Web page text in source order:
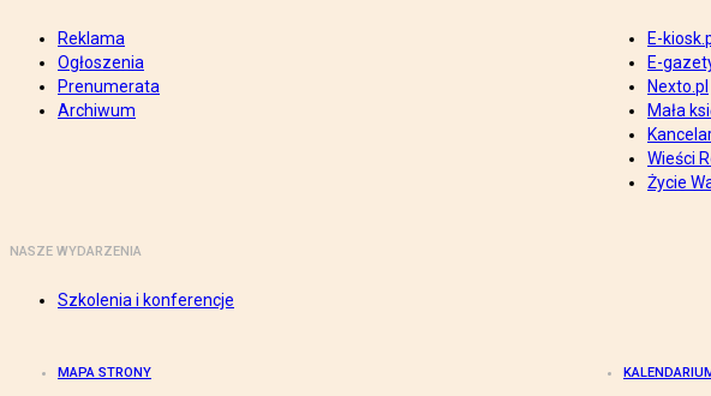
Reklama
Ogłoszenia
Prenumerata
Archiwum
E-
E-
Nexto.pl
Mała
Wieści
Życie
NASZE WYDARZENIA
Szkolenia i konferencje
MAPA STRONY